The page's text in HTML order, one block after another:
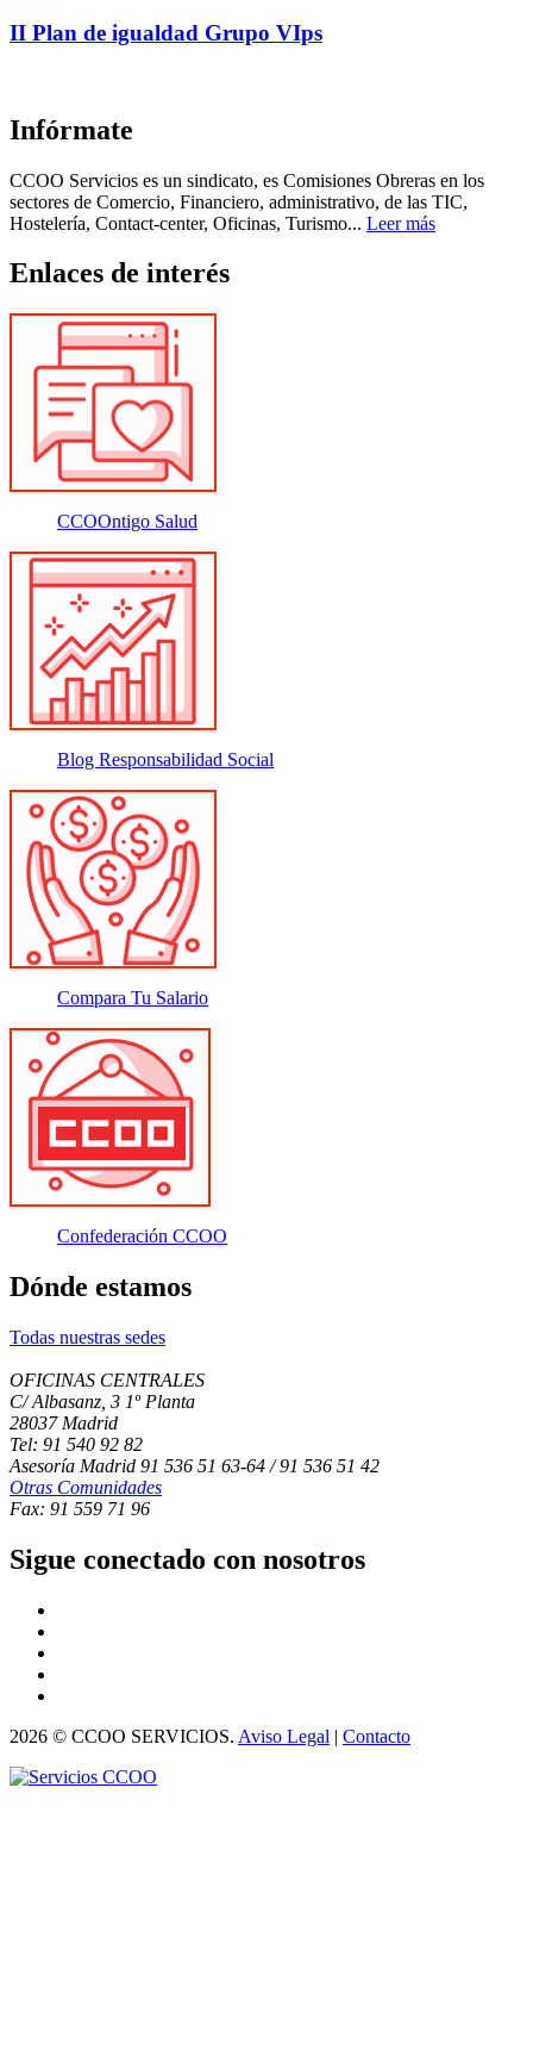
II Plan de igualdad Grupo VIps
Infórmate
CCOO Servicios es un sindicato, es Comisiones Obreras en los
sectores de Comercio, Financiero, administrativo, de las TIC,
Hostelería, Contact-center, Oficinas, Turismo... Leer más
Enlaces de interés
CCOOntigo Salud
Blog Responsabilidad Social
Compara Tu Salario
Confederación CCOO
Dónde estamos
Todas nuestras sedes
OFICINAS CENTRALES
C/ Albasanz, 3 1º Planta
28037 Madrid
Tel: 91 540 92 82
Asesoría Madrid 91 536 51 63-64 / 91 536 51 42
Otras Comunidades
Fax: 91 559 71 96
Sigue conectado con nosotros
2026 © CCOO SERVICIOS. Aviso Legal | Contacto